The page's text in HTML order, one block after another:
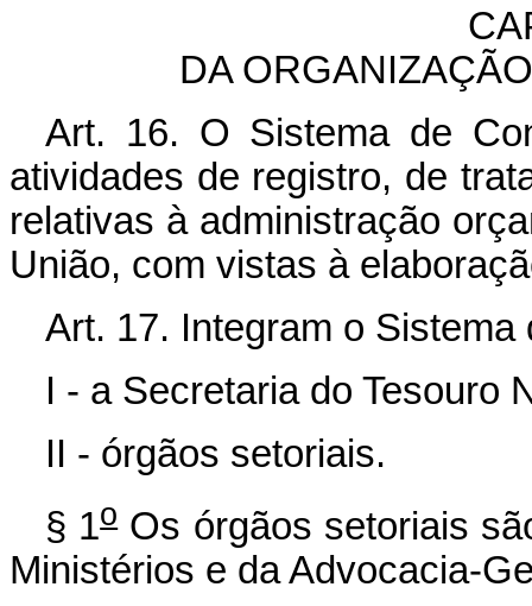
DA
Art. 16. O Sistema de
atividades de registro, de
relativas à administração
União, com vistas à
Art. 17. Integram o
I - a Secretaria do Tesouro
II - órgãos setoriais.
§ 1oOs órgãos setoriais
Ministérios e da Advocacia-